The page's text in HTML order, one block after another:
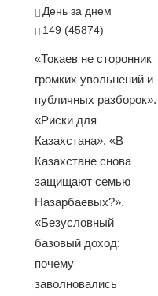
День за днем
149 (45874)
«Токаев не сторонник
громких увольнений и
публичных разборок».
«Риски для
Казахстана». «В
Казахстане снова
защищают семью
Назарбаевых?».
«Безусловный
базовый доход:
почему
заволновались